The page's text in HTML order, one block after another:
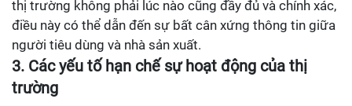
thị trường không phải lúc nào cũng đầy đủ và chính xác,
điều này có thể dẫn đến sự bất cân xứng thông tin giữa
người tiêu dùng và nhà sản xuất.
3. Các yếu tố hạn chế sự hoạt động của thị
trường